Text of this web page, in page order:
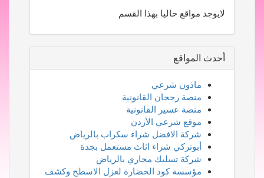
لايوجد مواقع حاليا بهذا القسم
أحدث المواقع
ماذون شرعي
منصة رجحان القانونية
منصة عسير القانونية
موقع شرعي الأردن
شركة الافضل شراء سكراب بالرياض
أبوتركي شراء اثاث مستعمل بجدة
شركة تسليك مجاري بالرياض
مؤسسة كود الحضارة لعزل الاسطح وكشف